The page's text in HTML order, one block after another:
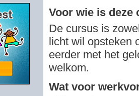
Voor wie is deze
De cursus is
licht wil opsteken
eerder met het
welkom.
Wat voor